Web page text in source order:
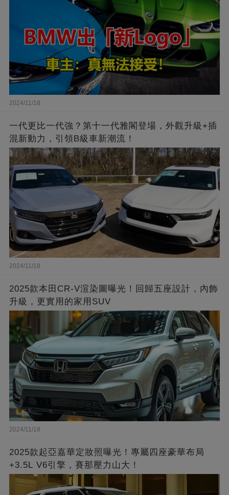
2024/11/18
一代更比一代強？第十一代雅閣登場，外觀升級+插
混新動力，引領B級車新潮流！
2024/11/18
2025款本田CR-V渲染圖曝光！回歸五座設計，內飾
升級，更實用的家用SUV
2024/11/18
2025款起亞嘉華定妝照曝光！專屬四座豪華布局
+3.5L V6引擎，賽那壓力山大！